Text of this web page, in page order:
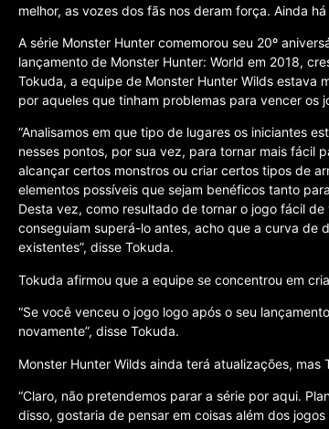
melhor, as vozes dos fãs nos deram força. Ainda
A série Monster Hunter comemorou seu 20º
lançamento de Monster Hunter: World em 2018,
Tokuda, a equipe de Monster Hunter Wilds estava
por aqueles que tinham problemas para vencer os
“Analisamos em que tipo de lugares os iniciantes
nesses pontos, por sua vez, para tornar mais fácil
alcançar certos monstros ou criar certos tipos de
elementos possíveis que sejam benéficos tanto
Desta vez, como resultado de tornar o jogo fácil
conseguiam superá-lo antes, acho que a curva de
existentes”, disse Tokuda.
Tokuda afirmou que a equipe se concentrou em
“Se você venceu o jogo logo após o seu
novamente”, disse Tokuda.
Monster Hunter Wilds ainda terá atualizações,
“Claro, não pretendemos parar a série por aqui.
disso, gostaria de pensar em coisas além dos